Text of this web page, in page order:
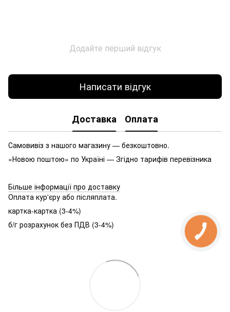
Додайте перший відгук
Написати відгук
Доставка Оплата
Самовивіз з нашого магазину — безкоштовно.
«Новою поштою» по Україні — Згідно тарифів перевізника
Більше інформації про доставку
Оплата кур'єру або післяплата.
картка-картка (3-4%)
б/г розрахунок без ПДВ (3-4%)